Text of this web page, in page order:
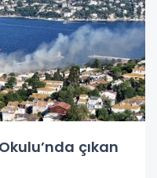
çıkan